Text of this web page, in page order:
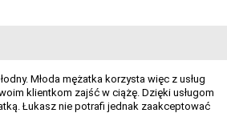
Młoda mężatka korzysta więc z usług
klientkom zajść w ciążę. Dzięki usługom
Łukasz nie potrafi jednak zaakceptować